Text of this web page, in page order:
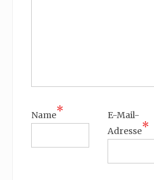
Name*
E-Mail-
Adresse*